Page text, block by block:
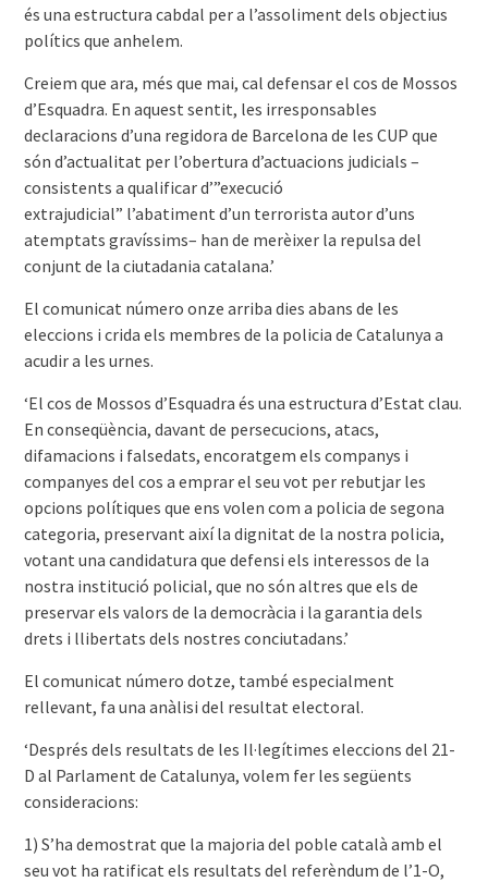
és una estructura cabdal per a l’assoliment dels objectius
polítics que anhelem.
Creiem que ara, més que mai, cal defensar el cos de Mossos
d’Esquadra. En aquest sentit, les irresponsables
declaracions d’una regidora de Barcelona de les CUP que
són d’actualitat per l’obertura d’actuacions judicials –
consistents a qualificar d’”execució
extrajudicial” l’abatiment d’un terrorista autor d’uns
atemptats gravíssims– han de merèixer la repulsa del
conjunt de la ciutadania catalana.’
El comunicat número onze arriba dies abans de les
eleccions i crida els membres de la policia de Catalunya a
acudir a les urnes.
‘El cos de Mossos d’Esquadra és una estructura d’Estat clau.
En conseqüència, davant de persecucions, atacs,
difamacions i falsedats, encoratgem els companys i
companyes del cos a emprar el seu vot per rebutjar les
opcions polítiques que ens volen com a policia de segona
categoria, preservant així la dignitat de la nostra policia,
votant una candidatura que defensi els interessos de la
nostra institució policial, que no són altres que els de
preservar els valors de la democràcia i la garantia dels
drets i llibertats dels nostres conciutadans.’
El comunicat número dotze, també especialment
rellevant, fa una anàlisi del resultat electoral.
‘Després dels resultats de les Il·legítimes eleccions del 21-
D al Parlament de Catalunya, volem fer les següents
consideracions:
1) S’ha demostrat que la majoria del poble català amb el
seu vot ha ratificat els resultats del referèndum de l’1-O,